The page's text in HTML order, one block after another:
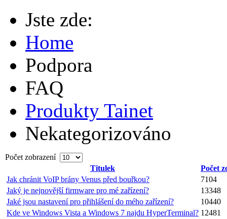
Jste zde:
Home
Podpora
FAQ
Produkty Tainet
Nekategorizováno
Počet zobrazení
Titulek
Počet
Jak chránit VoIP brány Venus před bouřkou?
7104
Jaký je nejnovější firmware pro mé zařízení?
13348
Jaké jsou nastavení pro přihlášení do mého zařízení?
10440
Kde ve Windows Vista a Windows 7 najdu HyperTerminal? 12481